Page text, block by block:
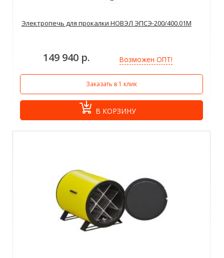
Электропечь для прокалки НОВЭЛ ЭПСЭ-200/400.01М
149 940 р. Возможен ОПТ!
Заказать в 1 клик
В КОРЗИНУ